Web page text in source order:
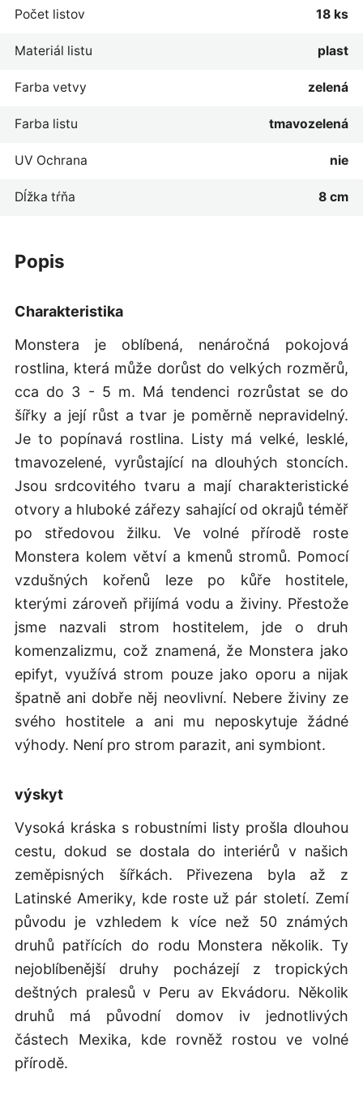
popis
Charakteristika
Monstera je oblíbená, nenáročná pokojová
rostlina, která může dorůst do velkých rozměrů,
cca do 3 - 5 m. Má tendenci rozrůstat se do
šířky a její růst a tvar je poměrně nepravidelný.
Je to popínavá rostlina. Listy má velké, lesklé,
tmavozelené, vyrůstající na dlouhých stoncích.
Jsou srdcovitého tvaru a mají charakteristické
otvory a hluboké zářezy sahající od okrajů téměř
po středovou žilku. Ve volné přírodě roste
Monstera kolem větví a kmenů stromů. Pomocí
vzdušných kořenů leze po kůře hostitele,
kterými zároveň přijímá vodu a živiny. Přestože
jsme nazvali strom hostitelem, jde o druh
komenzalizmu, což znamená, že Monstera jako
epifyt, využívá strom pouze jako oporu a nijak
špatně ani dobře něj neovlivní. Nebere živiny ze
svého hostitele a ani mu neposkytuje žádné
výhody. Není pro strom parazit, ani symbiont.
výskyt
Vysoká kráska s robustními listy prošla dlouhou
cestu, dokud se dostala do interiérů v našich
zeměpisných šířkách. Přivezena byla až z
Latinské Ameriky, kde roste už pár století. Zemí
původu je vzhledem k více než 50 známých
druhů patřících do rodu Monstera několik. Ty
nejoblíbenější druhy pocházejí z tropických
deštných pralesů v Peru av Ekvádoru. Několik
druhů má původní domov iv jednotlivých
částech Mexika, kde rovněž rostou ve volné
přírodě.
Počet listov 18 ks
Materiál listu plast
Farba vetvy zelená
Farba listu tmavozelená
UV Ochrana nie
Dĺžka tŕňa 8 cm